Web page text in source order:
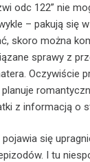
odc 122” nie
– pakują się
skoro można
sprawy z
Oczywiście
z informacją o
się
I tu